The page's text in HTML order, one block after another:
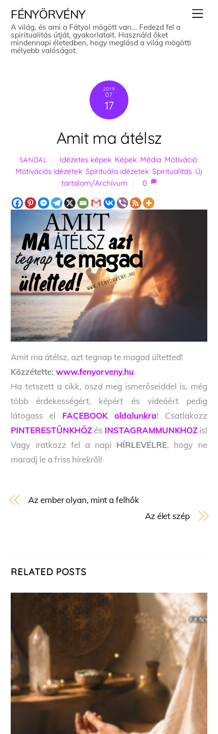
content
FÉNYÖRVÉNY
A világ, és ami a Fátyol mögött van... Fedezd fel a
spiritualitás útját, gyakorlatait. Használd őket
mindennapi életedben, hogy meglásd a világ mögötti
mélyebb valóságot.
2019
07
17
Amit ma átélsz
SANDAL Idézetes képek Képek Média Motiváció
Motivációs idézetek Spirituális idézetek Spiritualitás Új
tartalom/Archívum
0
Amit ma átélsz, azt tegnap te magad ültetted!
Közzétette:www.fenyorveny.hu
Ha tetszett a cikk, oszd meg ismerőseiddel is, még
több érdekességért, képért és videóért pedig
látogass el FACEBOOK oldalunkra! Csatlakozz
PINTERESTÜNKHÖZ és INSTAGRAMMUNKHOZis!
Vagy iratkozz fel a napi HÍRLEVÉLRE, hogy ne
maradj le a friss hírekről!
Az ember olyan, mint a felhők
Az élet szép
RELATED POSTS